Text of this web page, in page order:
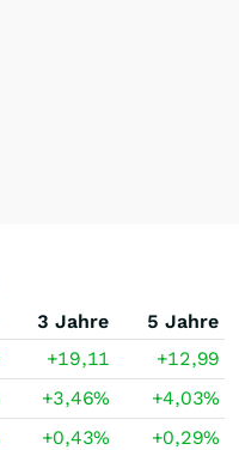
3 Jahre
5 Jahre
+19,11
+12,99
+3,46% +4,03%
+0,43% +0,29%